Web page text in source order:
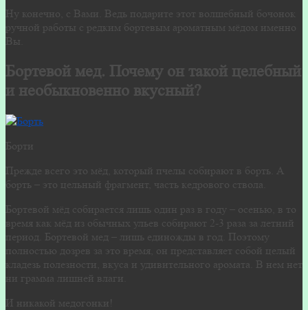
Ну конечно, с Вами. Ведь подарите этот волшебный бочонок
ручной работы с редким бортевым ароматным мёдом именно
Вы.
Бортевой мед. Почему он такой целебный
и необыкновенно вкусный?
Борти
Прежде всего это мёд, который пчелы собирают в борть. А
борть – это цельный фрагмент, часть кедрового ствола.
Бортевой мёд собирается лишь один раз в году – осенью, в то
время как мёд из обычных ульев собирают 2-3 раза за летний
период. Бортевой мед – лишь единожды в год. Поэтому
полностью дозрев за это время, он представляет собой целый
кладезь полезности, вкуса и удивительного аромата. В нем нет
ни грамма лишней влаги.
И никакой медогонки!